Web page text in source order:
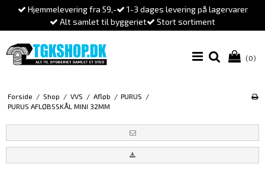
Hjemmelevering fra 59,-
1-3 dages levering på lagervarer
Alt samlet til byggeriet
Stort sortiment
(0)
Forside / Shop / VVS / Afløb / PURUS /
PURUS AFLØBSSKÅL MINI 32MM